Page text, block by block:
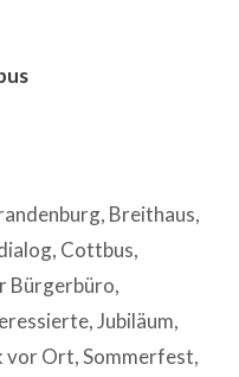
, Breithaus,
, Cottbus,
Bürgerbüro,
,Jubiläum,
vor Ort,Sommerfest,